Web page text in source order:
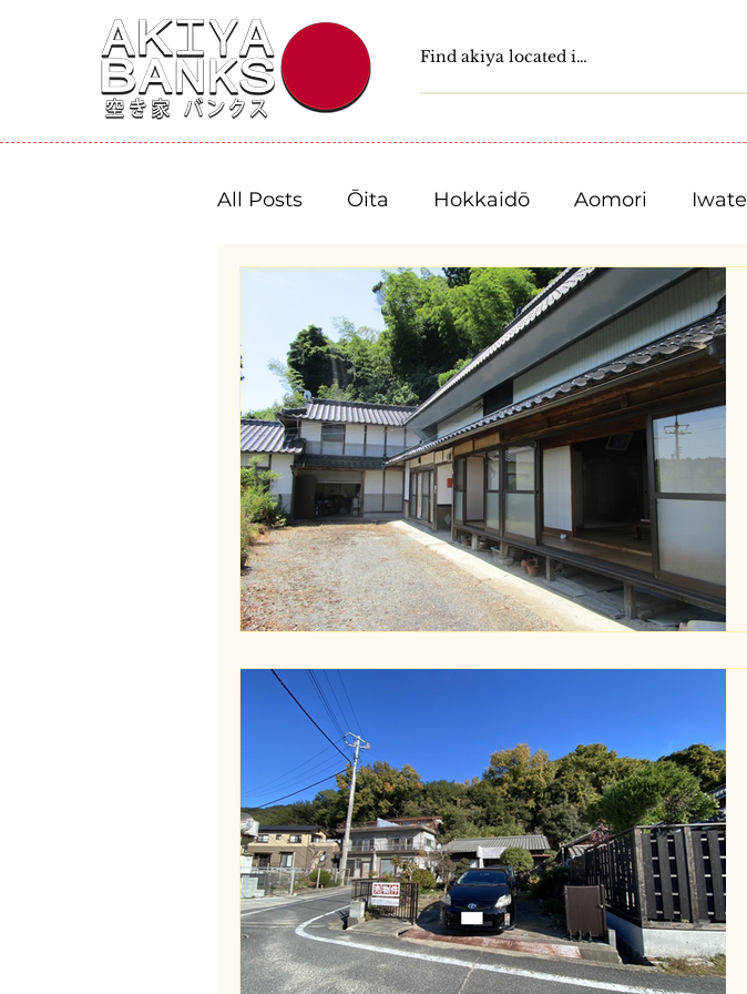
All Posts Ōita Hokkaidō Aomori Iwate
Fukushima Tochigi Gunma Saitama
Niigata Toyama Ishikawa Fukui
Shizuoka Aichi Mie Kyota
Wakayama